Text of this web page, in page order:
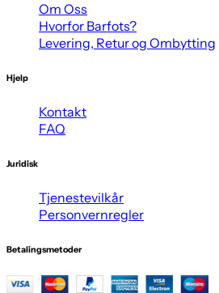
Om Oss
Hvorfor Barfots?
Levering, Retur og Ombytting
Hjelp
Kontakt
FAQ
Juridisk
Tjenestevilkår
Personvernregler
Betalingsmetoder